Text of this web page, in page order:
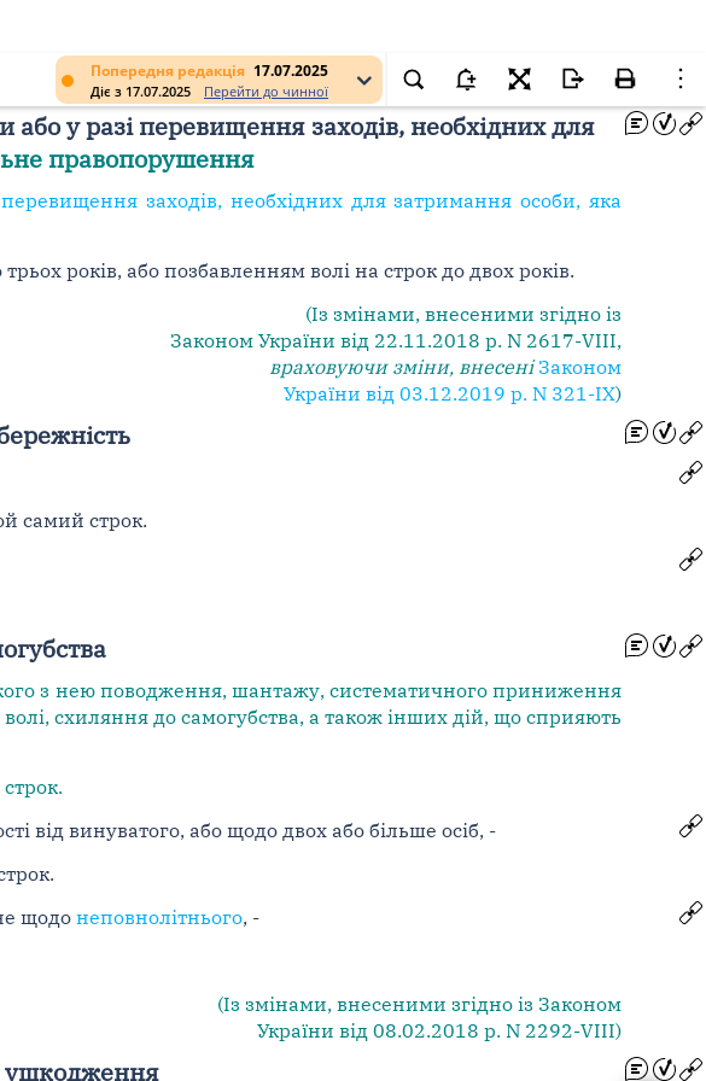
Попередня редакція 17.07.2025
Діє з 17.07.2025 Перейти до чинної